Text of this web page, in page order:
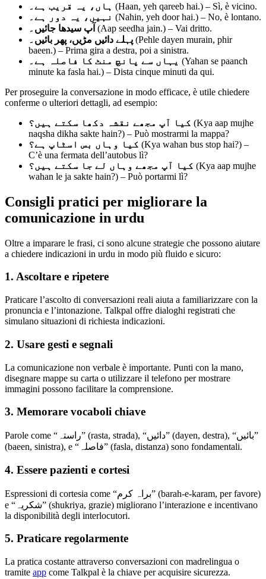
ہاں، یہ قریب ہے۔ (Haan, yeh qareeb hai.) – Sì, è vicino.
نہیں، یہ دور ہے۔ (Nahin, yeh door hai.) – No, è lontano.
آپ سیدھا جائیں۔ (Aap seedha jain.) – Vai dritto.
پہلے دائیں مڑیں، پھر بائیں۔ (Pehle dayen murain, phir
baeen.) – Prima gira a destra, poi a sinistra.
یہاں سے پانچ منٹ کا فاصلہ ہے۔ (Yahan se paanch
minute ka fasla hai.) – Dista cinque minuti da qui.
Per proseguire la conversazione in modo efficace, è utile chiedere
conferme o ulteriori dettagli, ad esempio:
کیا آپ مجھے نقشہ دکھا سکتے ہیں؟ (Kya aap mujhe
naqsha dikha sakte hain?) – Può mostrarmi la mappa?
کیا وہاں بس اسٹاپ ہے؟ (Kya wahan bus stop hai?) –
C’è una fermata dell’autobus lì?
کیا آپ مجھے وہاں لے جا سکتے ہیں؟ (Kya aap mujhe
wahan le ja sakte hain?) – Può portarmi lì?
Consigli pratici per migliorare la
comunicazione in urdu
Oltre a imparare le frasi, ci sono alcune strategie che possono aiutare
a chiedere indicazioni in urdu in modo più fluido e sicuro:
1. Ascoltare e ripetere
Praticare l’ascolto di conversazioni reali aiuta a familiarizzare con la
pronuncia e l’intonazione. Talkpal offre dialoghi registrati che
simulano situazioni di richiesta indicazioni.
2. Usare gesti e segnali
La comunicazione non verbale è importante. Punti con la mano,
disegnare mappe su carta o utilizzare il telefono per mostrare
immagini possono facilitare la comprensione.
3. Memorare vocaboli chiave
Parole come “راستہ” (rasta, strada), “دائیں” (dayen, destra), “بائیں”
(baeen, sinistra), e “فاصلہ” (fasla, distanza) sono fondamentali.
4. Essere pazienti e cortesi
Espressioni di cortesia come “براہ کرم” (barah-e-karam, per favore)
e “شکریہ” (shukriya, grazie) migliorano l’interazione e incentivano
la disponibilità degli interlocutori.
5. Praticare regolarmente
La pratica costante attraverso conversazioni con madrelingua o
tramite app come Talkpal è la chiave per acquisire sicurezza.